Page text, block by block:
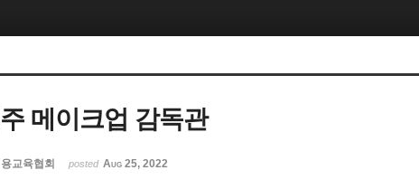
메이크업 감독관
교육협회 posted Aug 25, 2022